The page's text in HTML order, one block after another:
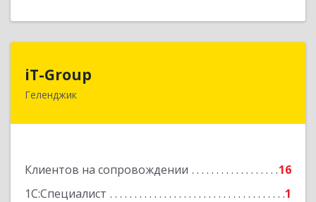
iT-Group
Геленджик
Клиентов на сопровождении
16
1С:Специалист
1
353460, Краснодарский край, Геленджик г,